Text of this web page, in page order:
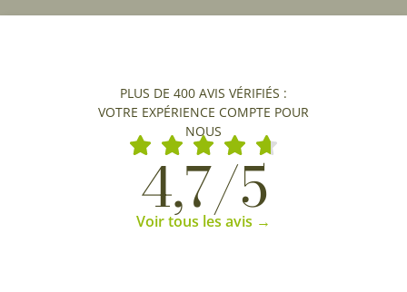
PLUS DE 400 AVIS VÉRIFIÉS :
VOTRE EXPÉRIENCE COMPTE POUR
NOUS
4,7/5
Voir tous les avis →